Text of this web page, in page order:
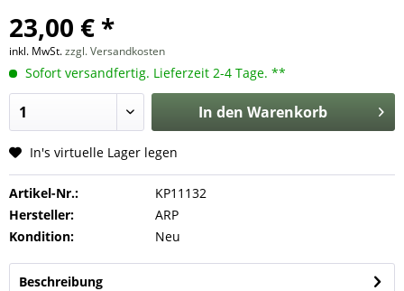
23,00 € *
inkl. MwSt.zzgl. Versandkosten
Sofort versandfertig. Lieferzeit 2-4 Tage. **
In den Warenkorb
In's virtuelle Lager legen
Artikel-Nr.:
KP11132
Hersteller:
ARP
Kondition:
Neu
Beschreibung